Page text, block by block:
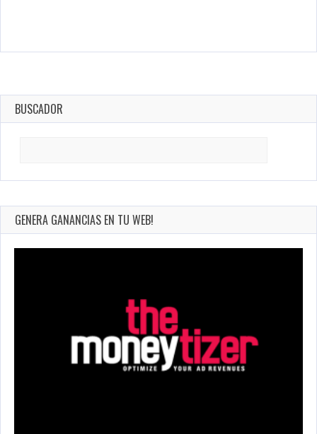
BUSCADOR
GENERA GANANCIAS EN TU WEB!